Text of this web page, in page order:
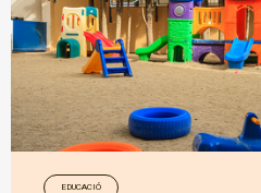
EDUCACIÓ